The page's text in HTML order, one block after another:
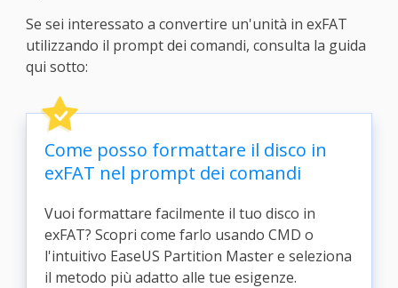
Se sei interessato a convertire un'unità in exFAT
utilizzando il prompt dei comandi, consulta la guida
qui sotto:
Come posso formattare il disco in
exFAT nel prompt dei comandi
Vuoi formattare facilmente il tuo disco in
exFAT? Scopri come farlo usando CMD o
l'intuitivo EaseUS Partition Master e seleziona
il metodo più adatto alle tue esigenze.